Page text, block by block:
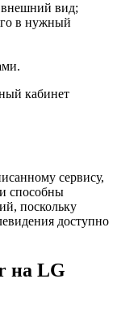
внешний вид;
в нужный
кабинет
сервису,
способны
поскольку
доступно
на LG